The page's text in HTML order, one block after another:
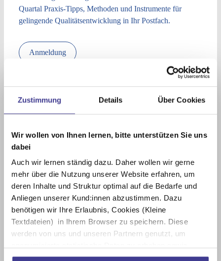
Zustimmung Details Über Cookies
Wir wollen von Ihnen lernen, bitte unterstützen Sie uns
dabei
Auch wir lernen ständig dazu. Daher wollen wir gerne
mehr über die Nutzung unserer Website erfahren, um
deren Inhalte und Struktur optimal auf die Bedarfe und
Anliegen unserer Kund:innen abzustimmen. Dazu
benötigen wir Ihre Erlaubnis, Cookies (Kleine
Textdateien) in Ihrem Browser zu speichern. Diese
werden von uns und unseren Partnern genutzt, um
Nutzungsverhalten nachzuvollziehen. Darüber hinaus
Quartal Praxis-Tipps, Methoden und Instrumente für
gelingende Qualitätsentwicklung in Ihr Postfach.
Anmeldung